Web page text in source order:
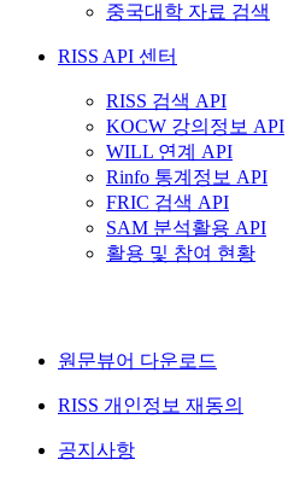
중국대학 자료 검색
RISS API 센터
RISS 검색 API
KOCW 강의정보 API
WILL 연계 API
Rinfo 통계정보 API
FRIC 검색 API
SAM 분석활용 API
활용 및 참여 현황
원문뷰어 다운로드
RISS 개인정보 재동의
공지사항